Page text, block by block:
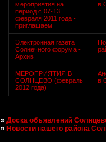
мероприятия на
период с 07-13
февраля 2011 года -
приглашаем
в
Электронная газета
Солнечного форума -
Архив
МЕРОПРИЯТИЯ В
СОЛНЦЕВО (февраль
2012 года)
в
»Доска объявлений
»Новости нашего района